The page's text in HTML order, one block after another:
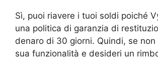
Sì, puoi riavere i tuoi soldi poiché
una politica di garanzia di
denaro di 30 giorni. Quindi, se non
sua funzionalità e desideri un